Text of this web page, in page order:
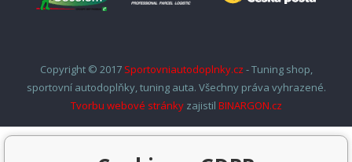
Copyright © 2017 Sportovniautodoplnky.cz - Tuning shop,
sportovní autodoplňky, tuning auta. Všechny práva vyhrazené.
Tvorbu webové stránkyzajistil BINARGON.cz